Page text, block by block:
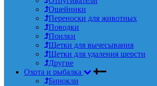
Ошейники
Переноски для животных
Поводки
Поилки
Щетки для вычесывания
Щетки для удаления шерсти
Другие
Охота и рыбалка
Бинокли